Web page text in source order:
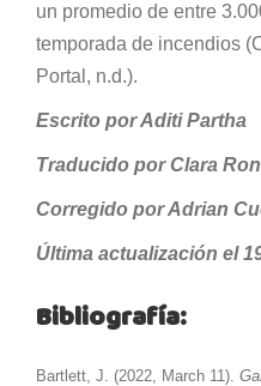
un promedio de entre
temporada de incendios
Portal, n.d.).
Escrito por Aditi Partha
Traducido por Clara
Corregido por Adrian
Última actualización el
Bibliografía:
Bartlett, J. (2022, March 11).